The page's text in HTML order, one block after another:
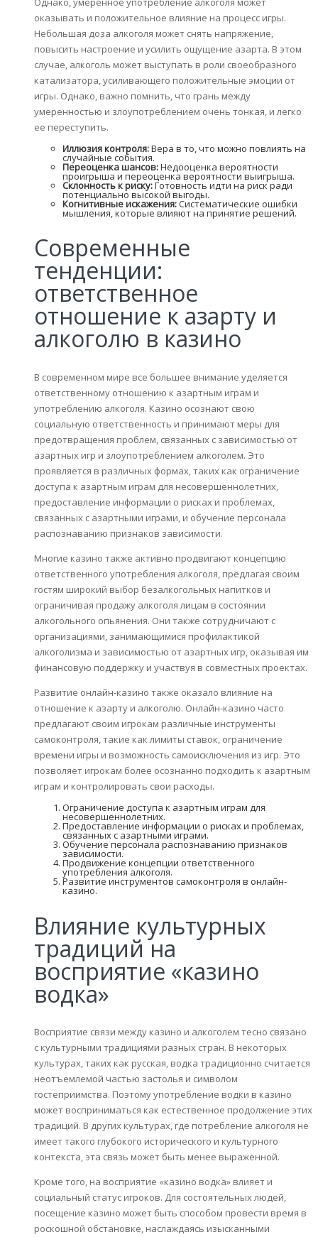
оказывать и положительное влияние на процесс игры.
Небольшая доза алкоголя может снять напряжение,
повысить настроение и усилить ощущение азарта. В этом
случае, алкоголь может выступать в роли своеобразного
катализатора, усиливающего положительные эмоции от
игры. Однако, важно помнить, что грань между
умеренностью и злоупотреблением очень тонкая, и легко
ее переступить.
Иллюзия контроля:Вера в то, что можно повлиять на
случайные события.
Переоценка шансов:Недооценка вероятности
проигрыша и переоценка вероятности выигрыша.
Склонность к риску:Готовность идти на риск ради
потенциально высокой выгоды.
Когнитивные искажения:Систематические ошибки
мышления, которые влияют на принятие решений.
Современные
тенденции:
ответственное
отношение к азарту и
алкоголю в казино
В современном мире все большее внимание уделяется
ответственному отношению к азартным играм и
употреблению алкоголя. Казино осознают свою
социальную ответственность и принимают меры для
предотвращения проблем, связанных с зависимостью от
азартных игр и злоупотреблением алкоголем. Это
проявляется в различных формах, таких как ограничение
доступа к азартным играм для несовершеннолетних,
предоставление информации о рисках и проблемах,
связанных с азартными играми, и обучение персонала
распознаванию признаков зависимости.
Многие казино также активно продвигают концепцию
ответственного употребления алкоголя, предлагая своим
гостям широкий выбор безалкогольных напитков и
ограничивая продажу алкоголя лицам в состоянии
алкогольного опьянения. Они также сотрудничают с
организациями, занимающимися профилактикой
алкоголизма и зависимостью от азартных игр, оказывая им
финансовую поддержку и участвуя в совместных проектах.
Развитие онлайн-казино также оказало влияние на
отношение к азарту и алкоголю. Онлайн-казино часто
предлагают своим игрокам различные инструменты
самоконтроля, такие как лимиты ставок, ограничение
времени игры и возможность самоисключения из игр. Это
позволяет игрокам более осознанно подходить к азартным
играм и контролировать свои расходы.
Ограничение доступа к азартным играм для
несовершеннолетних.
Предоставление информации о рисках и проблемах,
связанных с азартными играми.
Обучение персонала распознаванию признаков
зависимости.
Продвижение концепции ответственного
употребления алкоголя.
Развитие инструментов самоконтроля в онлайн-
казино.
Влияние культурных
традиций на
восприятие «казино
водка»
Восприятие связи между казино и алкоголем тесно связано
с культурными традициями разных стран. В некоторых
культурах, таких как русская, водка традиционно считается
неотъемлемой частью застолья и символом
гостеприимства. Поэтому употребление водки в казино
может восприниматься как естественное продолжение этих
традиций. В других культурах, где потребление алкоголя не
имеет такого глубокого исторического и культурного
контекста, эта связь может быть менее выраженной.
Кроме того, на восприятие «казино водка» влияет и
социальный статус игроков. Для состоятельных людей,
посещение казино может быть способом провести время в
роскошной обстановке, наслаждаясь изысканными